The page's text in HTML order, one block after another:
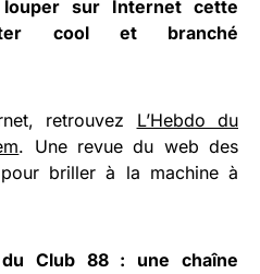
sur Internet cette
cool et branché
retrouvez L’Hebdo du
. Une revue du web des
briller à la machine à
Club 88 : une chaîne